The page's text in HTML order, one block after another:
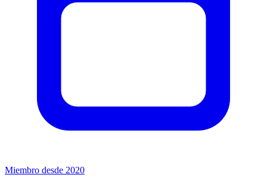
Miembro desde 2020